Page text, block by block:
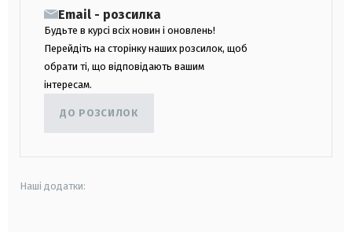
Email - розсилка
Будьте в курсі всіх новин і оновлень!
Перейдіть на сторінку наших розсилок, щоб
обрати ті, що відповідають вашим
інтересам.
ДО РОЗСИЛОК
Наші додатки: